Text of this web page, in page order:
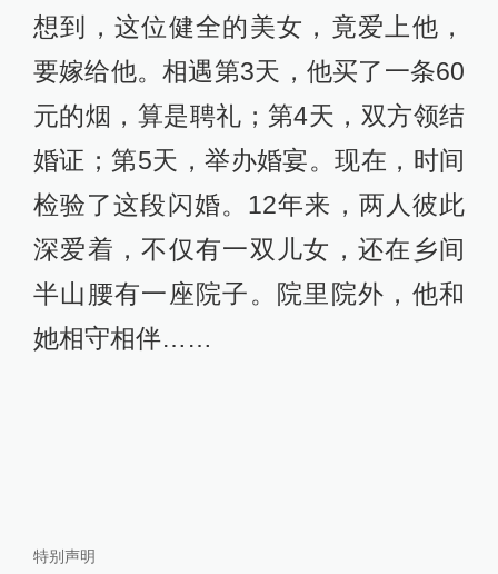
想到，这位健全的美女，竟爱上他，
要嫁给他。相遇第3天，他买了一条60
元的烟，算是聘礼；第4天，双方领结
婚证；第5天，举办婚宴。现在，时间
检验了这段闪婚。12年来，两人彼此
深爱着，不仅有一双儿女，还在乡间
半山腰有一座院子。院里院外，他和
她相守相伴……
特别声明